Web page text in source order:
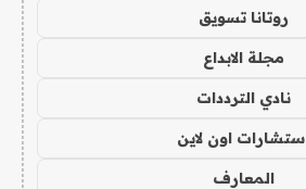
روتانا تسويق
مجلة الابداع
نادي الترددات
اون لاين
المعارف